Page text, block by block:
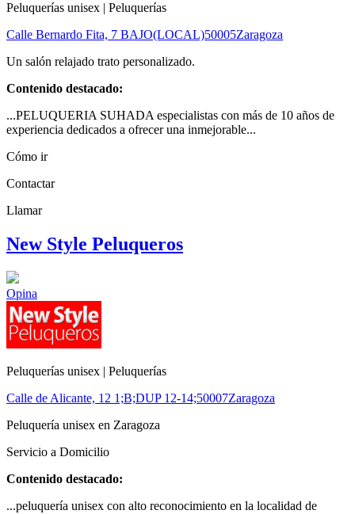
Peluquerías unisex | Peluquerías
Calle Bernardo Fita, 7 BAJO(LOCAL)50005Zaragoza
Un salón relajado trato personalizado.
Contenido destacado:
...PELUQUERIA SUHADA especialistas con más de 10 años de
experiencia dedicados a ofrecer una inmejorable...
Cómo ir
Contactar
Llamar
New Style Peluqueros
Opina
Peluquerías unisex | Peluquerías
Calle de Alicante, 12 1;B;DUP 12-14;50007Zaragoza
Peluquería unisex en Zaragoza
Servicio a Domicilio
Contenido destacado:
...peluquería unisex con alto reconocimiento en la localidad de